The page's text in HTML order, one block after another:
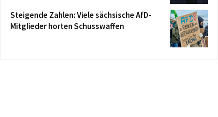
Steigende Zahlen: Viele sächsische AfD-
Mitglieder horten Schusswaffen